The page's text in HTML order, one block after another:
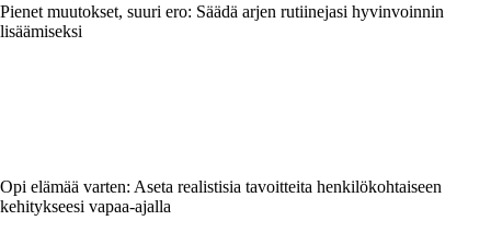
Pienet muutokset, suuri ero: Säädä arjen rutiinejasi hyvinvoinnin
lisäämiseksi
Opi elämää varten: Aseta realistisia tavoitteita henkilökohtaiseen
kehitykseesi vapaa-ajalla